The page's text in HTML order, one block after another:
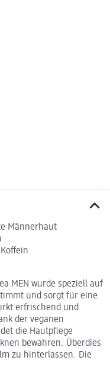
Männerhaut
MEN wurde speziell auf
und sorgt für eine
erfrischend und
der veganen
die Hautpflege
bewahren. Überdies
zu hinterlassen. Die